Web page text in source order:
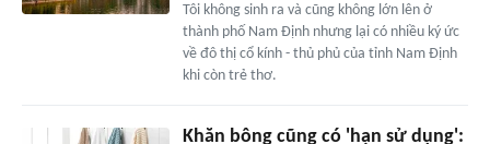
Tôi không sinh ra và cũng không lớn lên ở
thành phố Nam Định nhưng lại có nhiều ký ức
về đô thị cổ kính - thủ phủ của tỉnh Nam Định
khi còn trẻ thơ.
Khăn bông cũng có 'hạn sử dụng':